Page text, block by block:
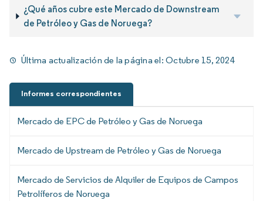
¿Qué años cubre este Mercado de Downstream
de Petróleo y Gas de Noruega?
Última actualización de la página el:Octubre 15, 2024
Informes correspondientes
Mercado de EPC de Petróleo y Gas de Noruega
Mercado de Upstream de Petróleo y Gas de Noruega
Mercado de Servicios de Alquiler de Equipos de Campos
Petrolíferos de Noruega